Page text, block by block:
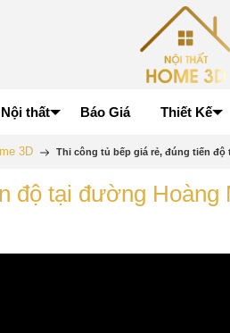
Nội thất Báo Giá Thiết Kế
3D Thi công tủ bếp giá rẻ, đúng tiến độ
độ tại đường Hoàng